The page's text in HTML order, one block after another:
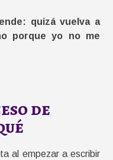
quizá vuelva a
porque yo no me
de
al empezar a escribir